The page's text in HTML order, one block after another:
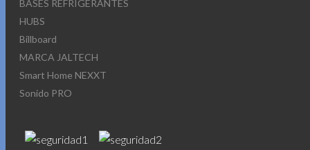
BASES REFRIGERANTES
HUBS
Billboard
MARCA JALTECH
Smart Home NEXXT
Sonido PRO